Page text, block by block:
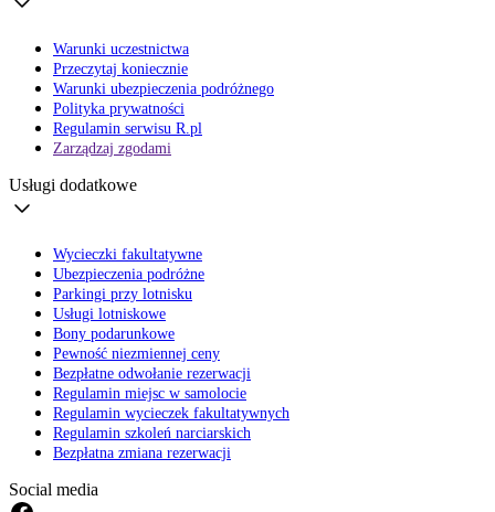
Warunki uczestnictwa
Przeczytaj koniecznie
Warunki ubezpieczenia podróżnego
Polityka prywatności
Regulamin serwisu R.pl
Zarządzaj zgodami
Usługi dodatkowe
Wycieczki fakultatywne
Ubezpieczenia podróżne
Parkingi przy lotnisku
Usługi lotniskowe
Bony podarunkowe
Pewność niezmiennej ceny
Bezpłatne odwołanie rezerwacji
Regulamin miejsc w samolocie
Regulamin wycieczek fakultatywnych
Regulamin szkoleń narciarskich
Bezpłatna zmiana rezerwacji
Social media